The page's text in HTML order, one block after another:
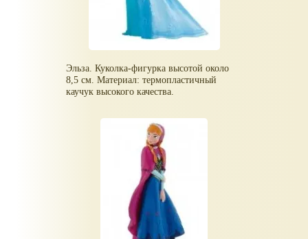
Эльза. Куколка-фигурка высотой около
8,5 см. Материал: термопластичный
каучук высокого качества.